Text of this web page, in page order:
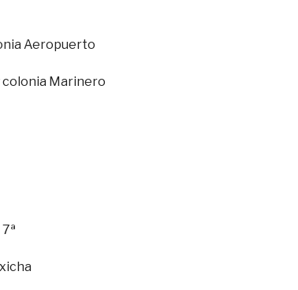
Aeropuerto
colonia Marinero